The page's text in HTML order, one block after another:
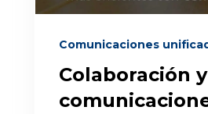
Comunicaciones
Colaboración y